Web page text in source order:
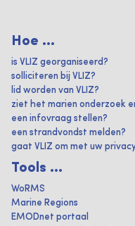
Hoe ...
is VLIZ georganiseerd?
solliciteren bij VLIZ?
lid worden van VLIZ?
ziet het marien onderzoek
een infovraag stellen?
een strandvondst melden?
gaat VLIZ om met uw
Tools ...
WoRMS
Marine Regions
EMODnet portaal